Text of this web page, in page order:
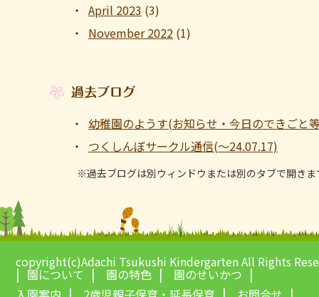
April 2023 (3)
November 2022 (1)
過去ブログ
幼稚園のようす(お知らせ・今日のできご
つくしんぼサークル通信(～24.07.17)
※過去ブログは別ウィンドウまたは別のタブで開きま
copyright(c)Adachi Tsukushi Kindergarten All Rights
園について 園の特色
園のせいかつ